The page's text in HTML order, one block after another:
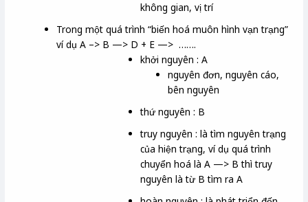
không gian, vị trí
Trong một quá trình “biến hoá muôn hình vạn trạng”
ví dụ A –> B —> D + E —> …….
khởi nguyên : A
nguyên đơn, nguyên cáo,
bên nguyên
thứ nguyên : B
truy nguyên : là tìm nguyên trạng
của hiện trạng, ví dụ quá trình
chuyển hoá là A —> B thì truy
nguyên là từ B tìm ra A